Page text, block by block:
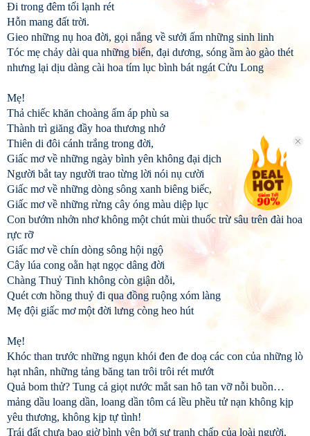
Đi trong đêm tối lạnh rét
Hỗn mang đất trời.
Gieo những nụ hoa đời, gọi nắng về sưởi ấm những sinh linh
Tóc mẹ chảy dài qua những biển, đại dương, sóng ầm ào gào thét
nhưng lại dịu dàng cài hoa tím lục bình bát ngát Cửu Long
Mẹ!
Thả chiếc khăn choàng ấm áp phù sa
Thành trì giăng đầy hoa thương nhớ
Thiên di đôi cánh trắng trong đời,
Giấc mơ về những ngày bình yên không đại dịch
Người bắt tay người trao từng lời nói nụ cười
Giấc mơ về những dòng sông xanh biêng biếc,
Giấc mơ về những rừng cây óng màu diệp lục
Con bướm nhởn nhơ không một chút mùi thuốc trừ sâu trên đài hoa
rực rỡ
Giấc mơ về chín dòng sông hội ngộ
Cây lúa cong oằn hạt ngọc dâng đời
Chàng Thuỷ Tinh không còn giận dỗi,
Quét cơn hồng thuỷ đi qua đồng ruộng xóm làng
Mẹ đội giấc mơ một đời lưng còng heo hút
Mẹ!
Khóc than trước những ngụn khói đen đe doạ các con của những lò
hạt nhân, những tảng băng tan trôi trôi rét mướt
Quả bom thử? Tung cả giọt nước mắt san hô tan vỡ nỗi buồn…
mảng dầu loang dần, loang dần tôm cá lều phều tử nạn không kịp
yêu thương, không kịp tự tình!
Trái đất chưa bao giờ bình yên bởi sự tranh chấp của loài người,